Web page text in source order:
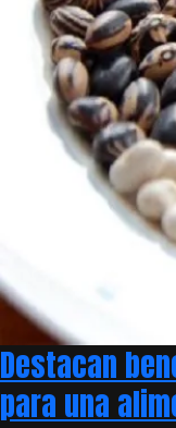
Destacan
para una